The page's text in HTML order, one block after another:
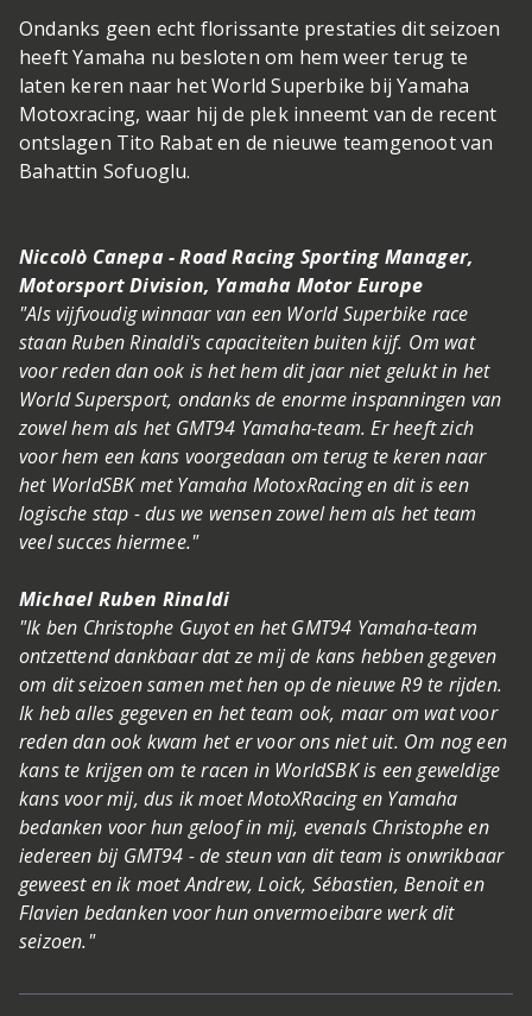
Ondanks geen echt florissante prestaties dit seizoen
heeft Yamaha nu besloten om hem weer terug te
laten keren naar het World Superbike bij Yamaha
Motoxracing, waar hij de plek inneemt van de recent
ontslagen Tito Rabat en de nieuwe teamgenoot van
Bahattin Sofuoglu.
Niccolò Canepa - Road Racing Sporting Manager,
Motorsport Division, Yamaha Motor Europe
"Als vijfvoudig winnaar van een World Superbike race
staan Ruben Rinaldi's capaciteiten buiten kijf. Om wat
voor reden dan ook is het hem dit jaar niet gelukt in het
World Supersport, ondanks de enorme inspanningen van
zowel hem als het GMT94 Yamaha-team. Er heeft zich
voor hem een kans voorgedaan om terug te keren naar
het WorldSBK met Yamaha MotoxRacing en dit is een
logische stap - dus we wensen zowel hem als het team
veel succes hiermee."
Michael Ruben Rinaldi
"Ik ben Christophe Guyot en het GMT94 Yamaha-team
ontzettend dankbaar dat ze mij de kans hebben gegeven
om dit seizoen samen met hen op de nieuwe R9 te rijden.
Ik heb alles gegeven en het team ook, maar om wat voor
reden dan ook kwam het er voor ons niet uit. Om nog een
kans te krijgen om te racen in WorldSBK is een geweldige
kans voor mij, dus ik moet MotoXRacing en Yamaha
bedanken voor hun geloof in mij, evenals Christophe en
iedereen bij GMT94 - de steun van dit team is onwrikbaar
geweest en ik moet Andrew, Loick, Sébastien, Benoit en
Flavien bedanken voor hun onvermoeibare werk dit
seizoen."